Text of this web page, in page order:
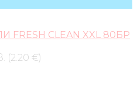
CLEAN XXL 80БР
(2.20 €)